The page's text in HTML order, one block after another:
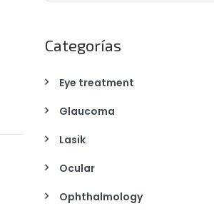
a
:
Categorías
Eye treatment
Glaucoma
Lasik
Ocular
Ophthalmology